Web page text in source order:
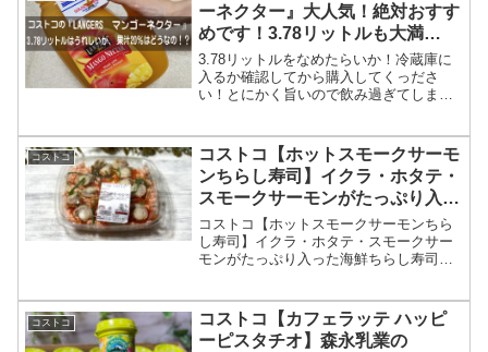
ーネクター』大人気！絶対おすす
めです！3.78リットルも大満
足！！果汁20％はどうなのか
な！？
3.78リットルをなめたらいか！冷蔵庫に
入るか確認してから購入してくっださ
い！とにかく旨いので飲み過ぎてしまい
コストコ
コストコ【ホットスモークサーモ
ンちらし寿司】イクラ・ホタテ・
スモークサーモンがたっぷり入っ
た海鮮ちらし寿司です！
コストコ【ホットスモークサーモンちら
し寿司】イクラ・ホタテ・スモークサー
モンがたっぷり入った海鮮ちらし寿司で
コストコ
コストコ【カフェラッテ ハッピ
ーピスタチオ】森永乳業の